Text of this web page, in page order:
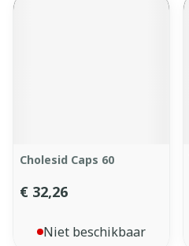
Cholesid Caps 60
€ 32,26
Niet beschikbaar